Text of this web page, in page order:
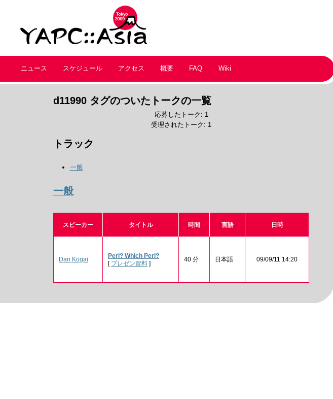
ニュース スケジュール アクセス 概要 FAQ Wiki
d11990 タグのついたトークの一覧
応募したトーク: 1
受理されたトーク: 1
トラック
一般
一般
スピーカー タイトル 時間 言語 日時
Dan Kogai
‎Perl? Which Perl?‎
[ プレゼン資料 ]
40 分 日本語 09/09/11 14:20